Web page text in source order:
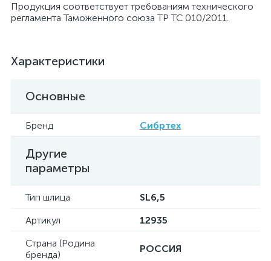
Продукция соответствует требованиям технического
регламента Таможенного союза ТР ТС 010/2011.
Характеристики
Основные
Бренд Сибртех
Другие
параметры
Тип шлица
SL6,5
Артикул
12935
Страна (Родина
бренда)
РОССИЯ